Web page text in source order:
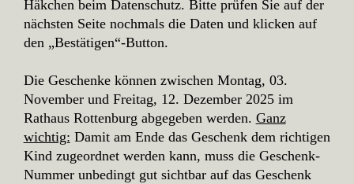
Häkchen beim Datenschutz. Bitte prüfen Sie auf der
nächsten Seite nochmals die Daten und klicken auf
den „Bestätigen“-Button.
Die Geschenke können zwischen Montag, 03.
November und Freitag, 12. Dezember 2025 im
Rathaus Rottenburg abgegeben werden. Ganz
wichtig: Damit am Ende das Geschenk dem richtigen
Kind zugeordnet werden kann, muss die Geschenk-
Nummer unbedingt gut sichtbar auf das Geschenk